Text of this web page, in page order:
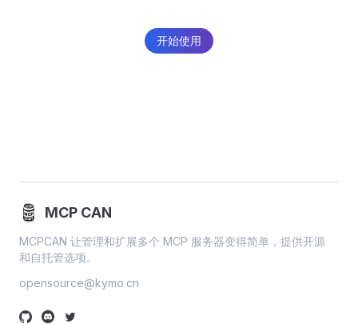
开始使用
MCP CAN
MCPCAN 让管理和扩展多个 MCP 服务器变得简单，提供开源
和自托管选项。
opensource@kymo.cn